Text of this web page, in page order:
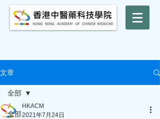
文章
全部
全部
HKACM
2021年7月24日